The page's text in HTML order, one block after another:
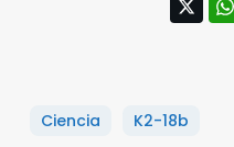
Ciencia K2-18b